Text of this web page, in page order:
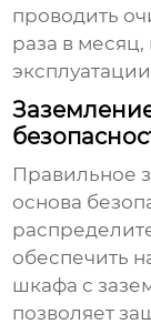
проводить
раза в месяц,
Правильное
основа
обеспечить
шкафа с
позволяет